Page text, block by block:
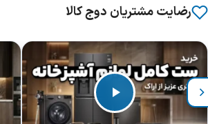
رضایت مشتریان دوج کالا